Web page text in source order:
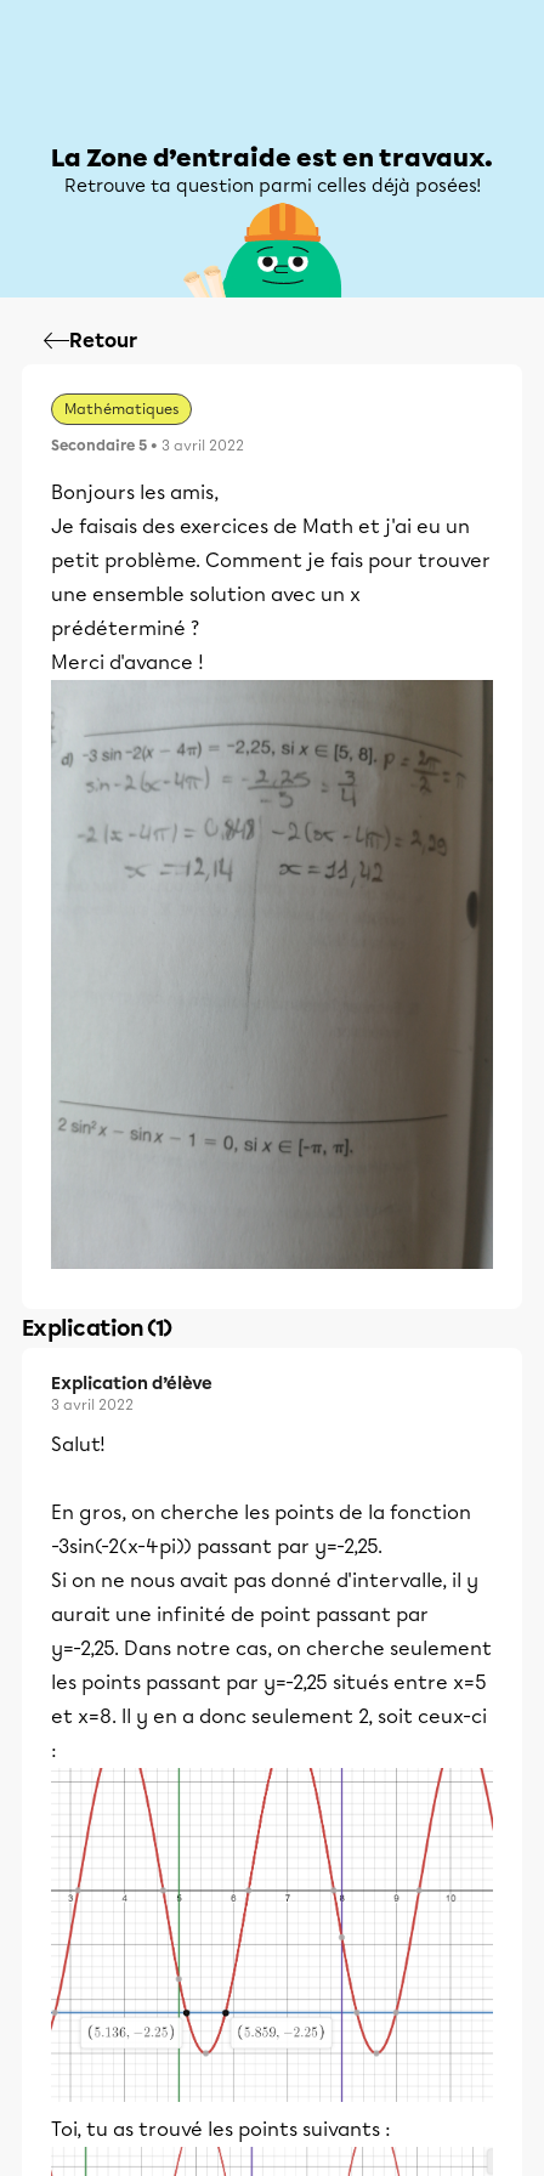
La Zone d’entraide est en travaux.
Retrouve ta question parmi celles déjà posées!
Retour
Mathématiques
Secondaire 5 • 3 avril 2022
Bonjours les amis,
Je faisais des exercices de Math et j'ai eu un
petit problème. Comment je fais pour trouver
une ensemble solution avec un x
prédéterminé ?
Merci d'avance !
Explication (1)
Explication d’élève
3 avril 2022
Salut!
En gros, on cherche les points de la fonction
-3sin(-2(x-4pi)) passant par y=-2,25.
Si on ne nous avait pas donné d'intervalle, il y
aurait une infinité de point passant par
y=-2,25. Dans notre cas, on cherche seulement
les points passant par y=-2,25 situés entre x=5
et x=8. Il y en a donc seulement 2, soit ceux-ci
:
Toi, tu as trouvé les points suivants :